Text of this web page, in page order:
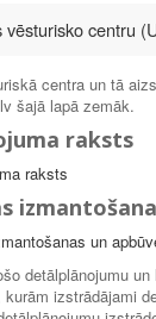
vēsturisko centru
centra un tā
šajā lapā zemāk.
raksts
raksts
un
detālplānojumu
kurām izstrādājami